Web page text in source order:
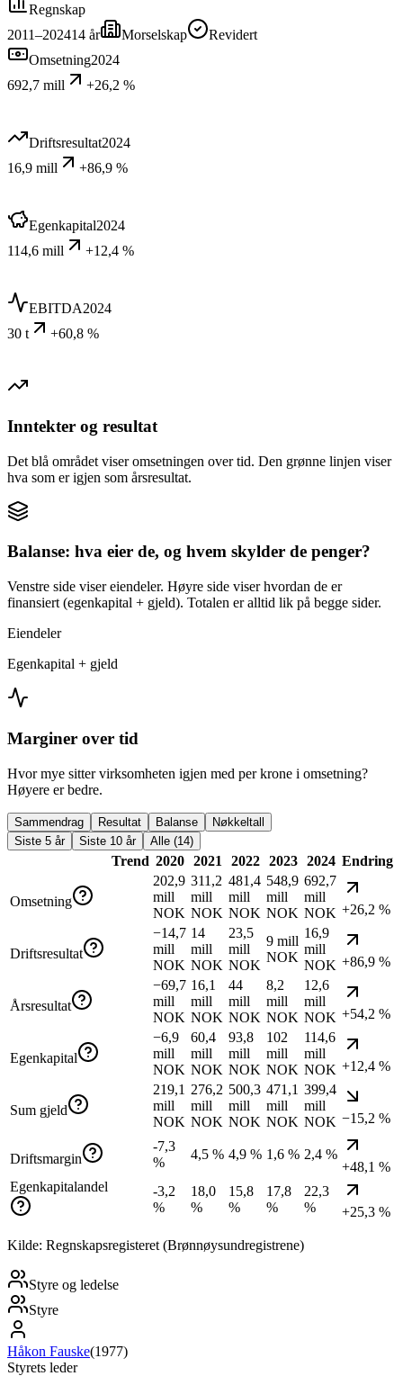
Regnskap
2011–202414 år Morselskap
Revidert
Omsetning2024
692,7 mill
+26,2 %
Driftsresultat2024
16,9 mill
+86,9 %
Egenkapital2024
114,6 mill
+12,4 %
EBITDA2024
30 t
+60,8 %
Inntekter og resultat
Det blå området viser omsetningen over tid. Den grønne linjen viser
hva som er igjen som årsresultat.
Balanse: hva eier de, og hvem skylder de penger?
Venstre side viser eiendeler. Høyre side viser hvordan de er
finansiert (egenkapital + gjeld). Totalen er alltid lik på begge sider.
Eiendeler
Egenkapital + gjeld
Marginer over tid
Hvor mye sitter virksomheten igjen med per krone i omsetning?
Høyere er bedre.
Sammendrag Resultat Balanse
Nøkkeltall
Siste 5 år
Siste 10 år Alle (14)
Trend 2020 2021 2022 2023 2024 Endring
Omsetning
202,9
mill
NOK
311,2
mill
NOK
481,4
mill
NOK
548,9
mill
NOK
692,7
mill
NOK +26,2 %
Driftsresultat
−14,7
mill
NOK
14
mill
NOK
23,5
mill
NOK
9 mill
NOK
16,9
mill
NOK +86,9 %
Årsresultat
−69,7
mill
NOK
16,1
mill
NOK
44
mill
NOK
8,2
mill
NOK
12,6
mill
NOK +54,2 %
Egenkapital
−6,9
mill
NOK
60,4
mill
NOK
93,8
mill
NOK
102
mill
NOK
114,6
mill
NOK +12,4 %
Sum gjeld
219,1
mill
NOK
276,2
mill
NOK
500,3
mill
NOK
471,1
mill
NOK
399,4
mill
NOK −15,2 %
Driftsmargin
-7,3
%
4,5 % 4,9 % 1,6 % 2,4 %
+48,1 %
Egenkapitalandel
-3,2
%
18,0
%
15,8
%
17,8
%
22,3
%
+25,3 %
Kilde: Regnskapsregisteret (Brønnøysundregistrene)
Styre og ledelse
Styre
Håkon Fauske(1977)
Styrets leder